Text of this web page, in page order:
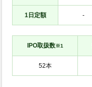
1日定額 -
IPO取扱数※1